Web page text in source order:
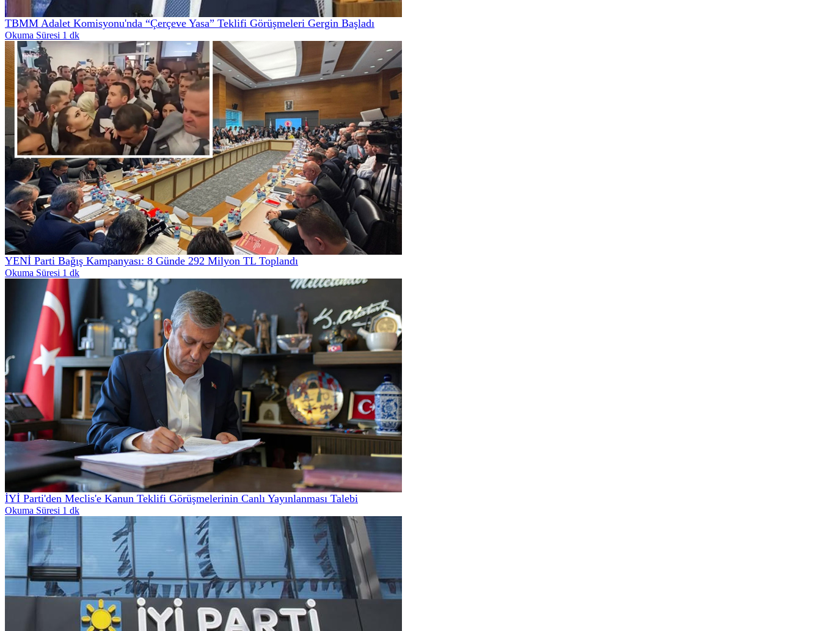
TBMM Adalet Komisyonu'nda “Çerçeve Yasa” Teklifi Görüşmeleri Gergin Başladı
Okuma Süresi 1 dk
YENİ Parti Bağış Kampanyası: 8 Günde 292 Milyon TL Toplandı
Okuma Süresi 1 dk
İYİ Parti'den Meclis'e Kanun Teklifi Görüşmelerinin Canlı Yayınlanması Talebi
Okuma Süresi 1 dk